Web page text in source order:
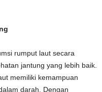
rumput laut secara
jantung yang lebih baik.
memiliki kemampuan
darah. Dengan